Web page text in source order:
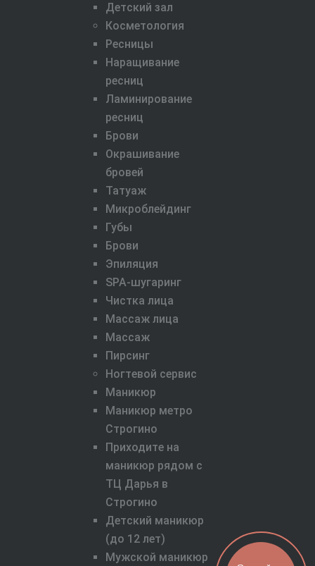
Детский зал
Косметология
Ресницы
Наращивание
ресниц
Ламинирование
ресниц
Брови
Окрашивание
бровей
Татуаж
Микроблейдинг
Губы
Брови
Эпиляция
SPA-шугаринг
Чистка лица
Массаж лица
Массаж
Пирсинг
Ногтевой сервис
Маникюр
Маникюр метро
Строгино
Приходите на
маникюр рядом с
ТЦ Дарья в
Строгино
Детский маникюр
(до 12 лет)
Мужской маникюр